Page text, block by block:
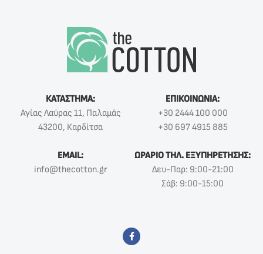
ΚΑΤΑΣΤΗΜΑ:
Αγίας Λαύρας 11, Παλαμάς
43200, Καρδίτσα
ΕΠΙΚΟΙΝΩΝΙΑ:
+30 2444 100 000
+30 697 4915 885
EMAIL:
info@thecotton.gr
ΩΡΑΡΙΟ ΤΗΛ. ΕΞΥΠΗΡΕΤΗΣΗΣ:
Δευ-Παρ: 9:00-21:00
Σάβ: 9:00-15:00